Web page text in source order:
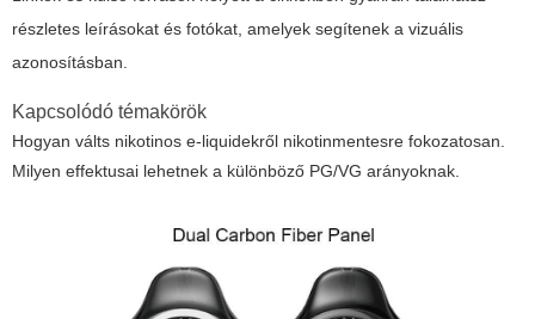
részletes leírásokat és fotókat, amelyek segítenek a vizuális
azonosításban.
Kapcsolódó témakörök
Hogyan válts nikotinos e-liquidekről nikotinmentesre fokozatosan.
Milyen effektusai lehetnek a különböző PG/VG arányoknak.